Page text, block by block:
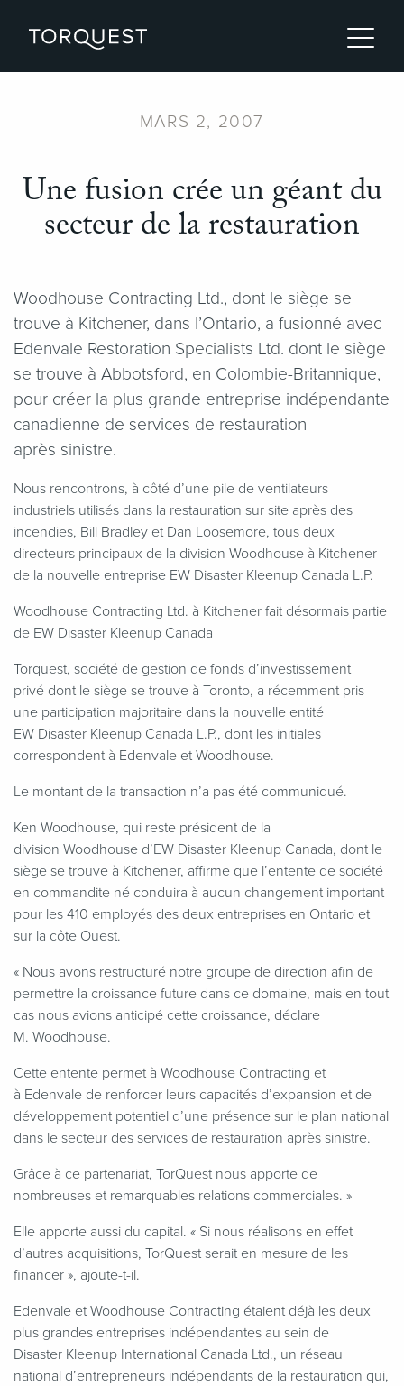
MARS 2, 2007
Une fusion crée un géant du
secteur de la restauration
Woodhouse Contracting Ltd., dont le siège se
trouve à Kitchener, dans l’Ontario, a fusionné avec
Edenvale Restoration Specialists Ltd. dont le siège
se trouve à Abbotsford, en Colombie-Britannique,
pour créer la plus grande entreprise indépendante
canadienne de services de restauration
après sinistre.
Nous rencontrons, à côté d’une pile de ventilateurs
industriels utilisés dans la restauration sur site après des
incendies, Bill Bradley et Dan Loosemore, tous deux
directeurs principaux de la division Woodhouse à Kitchener
de la nouvelle entreprise EW Disaster Kleenup Canada L.P.
Woodhouse Contracting Ltd. à Kitchener fait désormais partie
de EW Disaster Kleenup Canada
Torquest, société de gestion de fonds d’investissement
privé dont le siège se trouve à Toronto, a récemment pris
une participation majoritaire dans la nouvelle entité
EW Disaster Kleenup Canada L.P., dont les initiales
correspondent à Edenvale et Woodhouse.
Le montant de la transaction n’a pas été communiqué.
Ken Woodhouse, qui reste président de la
division Woodhouse d’EW Disaster Kleenup Canada, dont le
siège se trouve à Kitchener, affirme que l’entente de société
en commandite né conduira à aucun changement important
pour les 410 employés des deux entreprises en Ontario et
sur la côte Ouest.
« Nous avons restructuré notre groupe de direction afin de
permettre la croissance future dans ce domaine, mais en tout
cas nous avions anticipé cette croissance, déclare
M. Woodhouse.
Cette entente permet à Woodhouse Contracting et
à Edenvale de renforcer leurs capacités d’expansion et de
développement potentiel d’une présence sur le plan national
dans le secteur des services de restauration après sinistre.
Grâce à ce partenariat, TorQuest nous apporte de
nombreuses et remarquables relations commerciales. »
Elle apporte aussi du capital. « Si nous réalisons en effet
d’autres acquisitions, TorQuest serait en mesure de les
financer », ajoute-t-il.
Edenvale et Woodhouse Contracting étaient déjà les deux
plus grandes entreprises indépendantes au sein de
Disaster Kleenup International Canada Ltd., un réseau
national d’entrepreneurs indépendants de la restauration qui,